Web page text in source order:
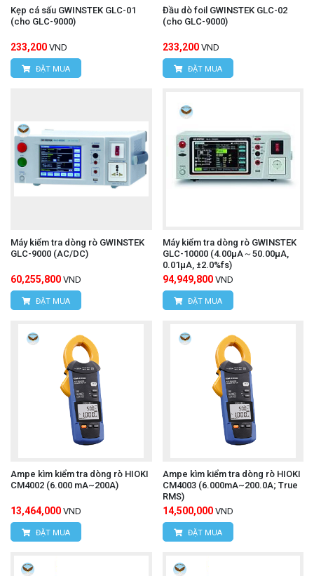
Email:vantien2307@gmail.com
Website:
www.hungnguyentech.vn
HÙNG NGUYÊN TECH - TP HỒ CHÍ MINH
Kiên, Huyện Bình Chánh, TP. Hồ Chí Minh.
Hotline: 0934.616.395
Email:vantien2307@gmail.com
Kẹp cá sấu GWINSTEK GLC-01
(cho GLC-9000)
233,200 VND
ĐẶT MUA
Đầu dò foil GWINSTEK GLC-02
(cho GLC-9000)
233,200 VND
ĐẶT MUA
Máy kiểm tra dòng rò GWINSTEK
GLC-9000 (AC/DC)
60,255,800 VND
ĐẶT MUA
Máy kiểm tra dòng rò GWINSTEK
GLC-10000 (4.00µA～50.00µA,
0.01µA, ±2.0%fs)
94,949,800 VND
ĐẶT MUA
Ampe kìm kiểm tra dòng rò HIOKI
CM4002 (6.000 mA~200A)
13,464,000 VND
ĐẶT MUA
Ampe kìm kiểm tra dòng rò HIOKI
CM4003 (6.000mA~200.0A; True
RMS)
14,500,000 VND
ĐẶT MUA